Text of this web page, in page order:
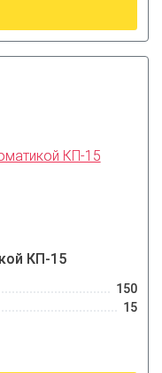
КП-15
150
15